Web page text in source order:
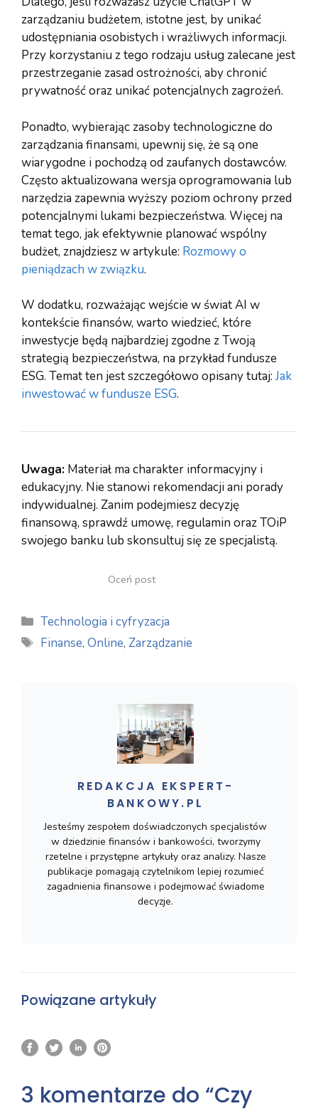
zarządzaniu budżetem, istotne jest, by unikać
udostępniania osobistych i wrażliwych informacji.
Przy korzystaniu z tego rodzaju usług zalecane jest
przestrzeganie zasad ostrożności, aby chronić
prywatność oraz unikać potencjalnych zagrożeń.
Ponadto, wybierając zasoby technologiczne do
zarządzania finansami, upewnij się, że są one
wiarygodne i pochodzą od zaufanych dostawców.
Często aktualizowana wersja oprogramowania lub
narzędzia zapewnia wyższy poziom ochrony przed
potencjalnymi lukami bezpieczeństwa. Więcej na
temat tego, jak efektywnie planować wspólny
budżet, znajdziesz w artykule: Rozmowy o
pieniądzach w związku.
W dodatku, rozważając wejście w świat AI w
kontekście finansów, warto wiedzieć, które
inwestycje będą najbardziej zgodne z Twoją
strategią bezpieczeństwa, na przykład fundusze
ESG. Temat ten jest szczegółowo opisany tutaj: Jak
inwestować w fundusze ESG.
Uwaga: Materiał ma charakter informacyjny i
edukacyjny. Nie stanowi rekomendacji ani porady
indywidualnej. Zanim podejmiesz decyzję
finansową, sprawdź umowę, regulamin oraz TOiP
swojego banku lub skonsultuj się ze specjalistą.
Oceń post
Kategorie
Technologia i cyfryzacja
Tagi
Finanse,Online,Zarządzanie
REDAKCJA EKSPERT-
BANKOWY.PL
Jesteśmy zespołem doświadczonych specjalistów
w dziedzinie finansów i bankowości, tworzymy
rzetelne i przystępne artykuły oraz analizy. Nasze
publikacje pomagają czytelnikom lepiej rozumieć
zagadnienia finansowe i podejmować świadome
decyzje.
Powiązane artykuły
3 komentarze do “Czy